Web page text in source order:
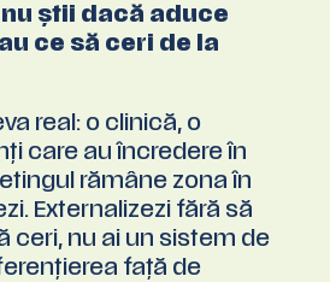
știi dacă aduce
ce să ceri de la
real: o clinică, o
care au încredere în
rămâne zona în
Externalizezi fără să
ceri, nu ai un sistem de
față de